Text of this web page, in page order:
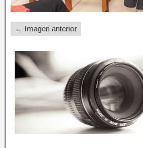
← Imagen anterior